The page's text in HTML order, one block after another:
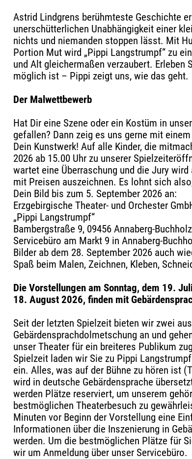
Astrid Lindgrens berühmteste Geschichte
unerschütterlichen Unabhängigkeit einer
nichts und niemanden stoppen lässt. Mit
Portion Mut wird „Pippi Langstrumpf“ zu
und Alt gleichermaßen verzaubert. Erleben
möglich ist – Pippi zeigt uns, wie das geht.
Der Malwettbewerb
Hat Dir eine Szene oder ein Kostüm in
gefallen? Dann zeig es uns gerne mit
Dein Kunstwerk! Auf alle Kinder, die
2026 ab 15.00 Uhr zu unserer
wartet eine Überraschung und die Jury
mit Preisen auszeichnen. Es lohnt sich
Dein Bild bis zum 5. September 2026 an:
Erzgebirgische Theater- und Orchester
„Pippi Langstrumpf“
Bambergstraße 9, 09456 Annaberg-
Servicebüro am Markt 9 in Annaberg-
Bilder ab dem 28. September 2026 auch
Spaß beim Malen, Zeichnen, Kleben,
Die Vorstellungen am Sonntag, dem 19.
18. August 2026, finden mit
Seit der letzten Spielzeit bieten wir zwei
Gebärdensprachdolmetschung an und
unser Theater für ein breiteres Publikum
Spielzeit laden wir Sie zu Pippi
ein. Alles, was auf der Bühne zu hören ist
wird in deutsche Gebärdensprache
werden Plätze reserviert, um unserem
bestmöglichen Theaterbesuch zu
Minuten vor Beginn der Vorstellung eine
Informationen über die Inszenierung in
werden. Um die bestmöglichen Plätze für
wir um Anmeldung über unser Servicebüro.